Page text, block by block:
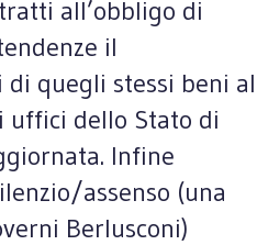
all’obbligo di
il
quegli stessi beni al
uffici dello Stato di
Infine
assenso (una
Berlusconi)